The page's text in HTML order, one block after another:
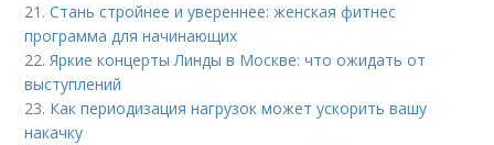
21.Стань стройнее и увереннее: женская фитнес
программа для начинающих
22.Яркие концерты Линды в Москве: что ожидать от
выступлений
23. Как периодизация нагрузок может ускорить вашу
накачку